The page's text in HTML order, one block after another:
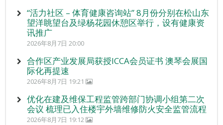
“活力社区 – 体育健康咨询站” 8月份分别在松山东
望洋眺望台及绿杨花园休憩区举行，设有健康资
讯推广
2026年8月7日 20:00
合作区产业发展局获授ICCA会员证书 澳琴会展国
际化再提速
2026年8月7日 19:21
优化在建及维保工程监管跨部门协调小组第二次
会议 梳理已入住楼宇外墙维修防火安全监管流程
2026年8月7日 19:12